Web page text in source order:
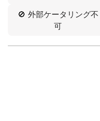
🚫 外部ケータリング不
可